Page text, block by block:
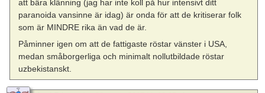
att bära klänning (jag har inte koll på hur intensivt ditt
paranoida vansinne är idag) är onda för att de kritiserar folk
som är MINDRE rika än vad de är.
Påminner igen om att de fattigaste röstar vänster i USA,
medan småborgerliga och minimalt nollutbildade röstar
uzbekistanskt.